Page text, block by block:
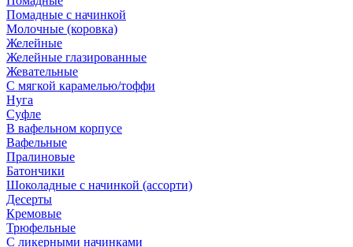
Помадные с начинкой
Молочные (коровка)
Желейные
Желейные глазированные
Жевательные
С мягкой карамелью/тоффи
Нуга
Суфле
В вафельном корпусе
Вафельные
Пралиновые
Батончики
Шоколадные с начинкой (ассорти)
Десерты
Кремовые
Трюфельные
С ликерными начинками